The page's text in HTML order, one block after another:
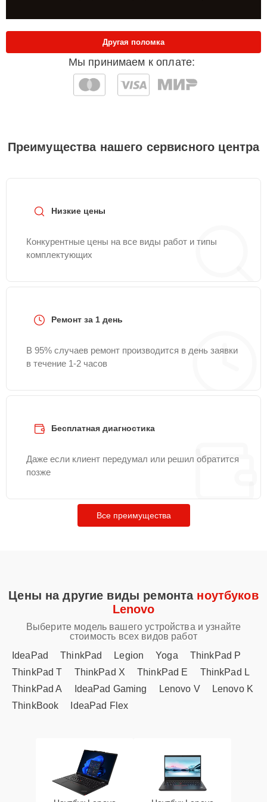
Мы принимаем к оплате:
Другая поломка
Преимущества нашего сервисного центра
Низкие цены
Конкурентные цены на все виды работ и типы
комплектующих
Ремонт за 1 день
В 95% случаев ремонт производится в день заявки
в течение 1-2 часов
Бесплатная диагностика
Даже если клиент передумал или решил обратится
позже
Все преимущества
Цены на другие виды ремонта ноутбуков
Lenovo
Выберите модель вашего устройства и узнайте
стоимость всех видов работ
IdeaPad
ThinkPad Legion Yoga
ThinkPad P
ThinkPad T
ThinkPad X ThinkPad E
ThinkPad L
ThinkPad A
IdeaPad Gaming Lenovo V
Lenovo K
ThinkBook
IdeaPad Flex